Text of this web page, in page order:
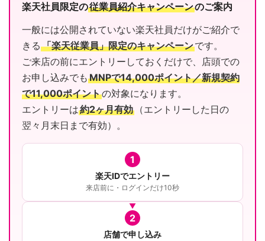
楽天社員限定の従業員紹介キャンペーンのご案内
一般には公開されていない楽天社員だけがご紹介で
きる 「楽天従業員」限定のキャンペーンです。
ご来店の前にエントリーしておくだけで、店頭での
お申し込みでも MNPで14,000ポイント／新規契約
で11,000ポイントの対象になります。
エントリーは約2ヶ月有効 （エントリーした日の
翌々月末日まで有効）。
1
楽天IDでエントリー
来店前に・ログインだけ10秒
2
店舗で申し込み